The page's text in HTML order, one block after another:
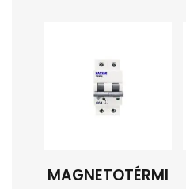
MAGNETOTÉRMI